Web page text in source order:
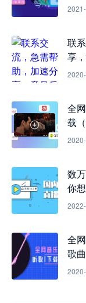
联
享
全
载
数
你
全
歌